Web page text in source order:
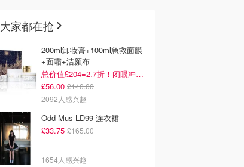
大家都在抢
200ml卸妆膏+100ml急救面膜
+面霜+洁颜布
总价值£204=2.7折！闭眼冲这套！
£56.00 £140.00
2092人感兴趣
Odd Mus LD99 连衣裙
£33.75 £165.00
1654人感兴趣